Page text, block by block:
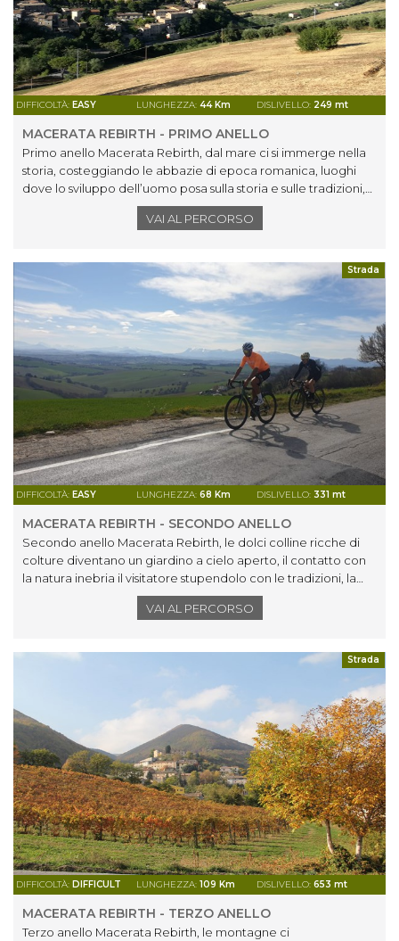
DIFFICOLTÀ: EASY LUNGHEZZA: 44 Km DISLIVELLO: 249 mt
MACERATA REBIRTH - PRIMO ANELLO
Primo anello Macerata Rebirth, dal mare ci si immerge nella
storia, costeggiando le abbazie di epoca romanica, luoghi
dove lo sviluppo dell’uomo posa sulla storia e sulle tradizioni,
dove l’arte artigianale è famosa nel mondo.
VAI AL PERCORSO
Strada
DIFFICOLTÀ: EASY LUNGHEZZA: 68 Km DISLIVELLO: 331 mt
MACERATA REBIRTH - SECONDO ANELLO
Secondo anello Macerata Rebirth, le dolci colline ricche di
colture diventano un giardino a cielo aperto, il contatto con
la natura inebria il visitatore stupendolo con le tradizioni, la
VAI AL PERCORSO
Strada
DIFFICOLTÀ: DIFFICULT LUNGHEZZA: 109 Km DISLIVELLO: 653 mt
MACERATA REBIRTH - TERZO ANELLO
Terzo anello Macerata Rebirth, le montagne ci